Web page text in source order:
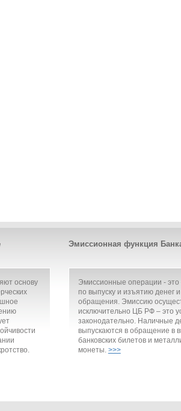
основу
Эмиссионная функция
Эмиссионные операции - это
по выпуску и изъятию денег
обращения. Эмиссию
исключительно ЦБ РФ – это
законодательно. Наличные
выпускаются в обращение в
банковских билетов и
монеты. >>>